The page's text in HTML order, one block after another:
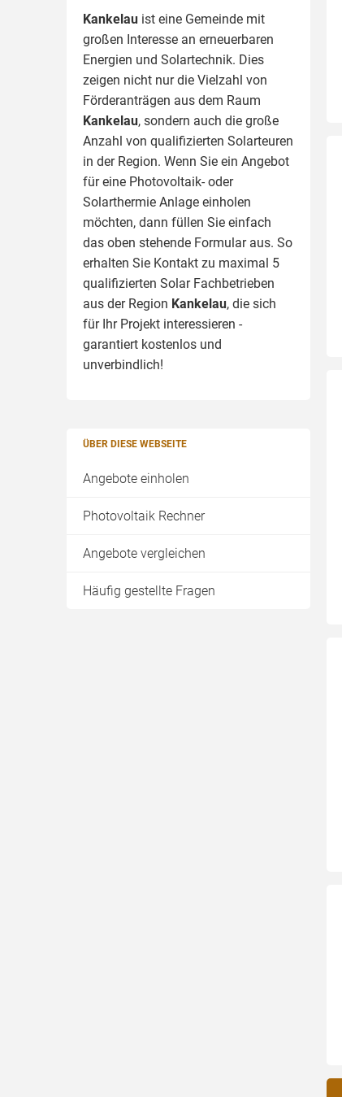
Kankelau ist eine Gemeinde mit
großen Interesse an erneuerbaren
Energien und Solartechnik. Dies
zeigen nicht nur die Vielzahl von
Förderanträgen aus dem Raum
Kankelau, sondern auch die große
Anzahl von qualifizierten Solarteuren
in der Region. Wenn Sie ein Angebot
für eine Photovoltaik- oder
Solarthermie Anlage einholen
möchten, dann füllen Sie einfach
das oben stehende Formular aus. So
erhalten Sie Kontakt zu maximal 5
qualifizierten Solar Fachbetrieben
aus der Region Kankelau, die sich
für Ihr Projekt interessieren -
garantiert kostenlos und
unverbindlich!
ÜBER DIESE WEBSEITE
Angebote einholen
Photovoltaik Rechner
Angebote vergleichen
Häufig gestellte Fragen